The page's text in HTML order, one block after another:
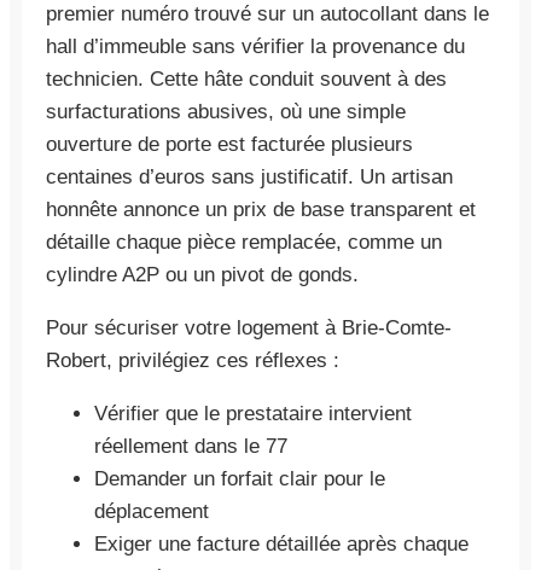
premier numéro trouvé sur un autocollant dans le
hall d’immeuble sans vérifier la provenance du
technicien. Cette hâte conduit souvent à des
surfacturations abusives, où une simple
ouverture de porte est facturée plusieurs
centaines d’euros sans justificatif. Un artisan
honnête annonce un prix de base transparent et
détaille chaque pièce remplacée, comme un
cylindre A2P ou un pivot de gonds.
Pour sécuriser votre logement à Brie-Comte-
Robert, privilégiez ces réflexes :
Vérifier que le prestataire intervient
réellement dans le 77
Demander un forfait clair pour le
déplacement
Exiger une facture détaillée après chaque